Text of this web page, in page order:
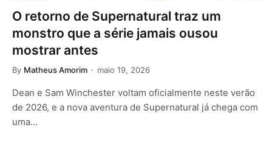
O retorno de Supernatural traz um
monstro que a série jamais ousou
mostrar antes
By Matheus Amorim maio 19, 2026
Dean e Sam Winchester voltam oficialmente neste verão
de 2026, e a nova aventura de Supernatural já chega com
uma…